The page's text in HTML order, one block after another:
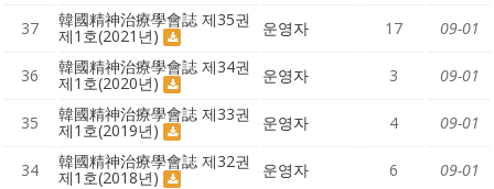
37 韓國精神治療學會誌 제35권
제1호(2021년) 운영자 17 09-01
36 韓國精神治療學會誌 제34권
제1호(2020년) 운영자 3 09-01
35 韓國精神治療學會誌 제33권
제1호(2019년) 운영자 4 09-01
34 韓國精神治療學會誌 제32권
제1호(2018년) 운영자 6 09-01